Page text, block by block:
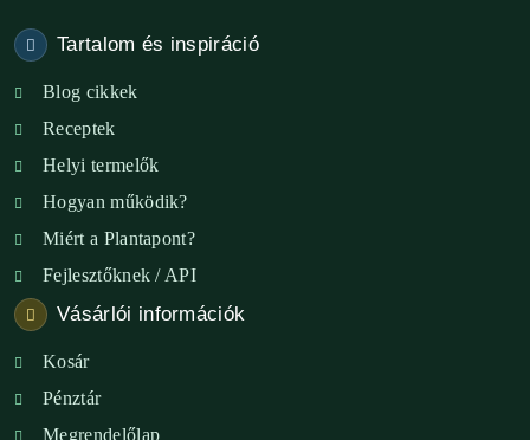
Tartalom és inspiráció
Blog cikkek
Receptek
Helyi termelők
Hogyan működik?
Miért a Plantapont?
Fejlesztőknek / API
Vásárlói információk
Kosár
Pénztár
Megrendelőlap